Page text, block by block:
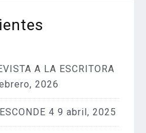
A LA ESCRITORA
2026
4 9 abril, 2025